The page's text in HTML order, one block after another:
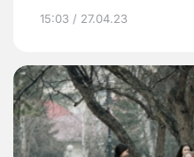
15:03 / 27.04.23